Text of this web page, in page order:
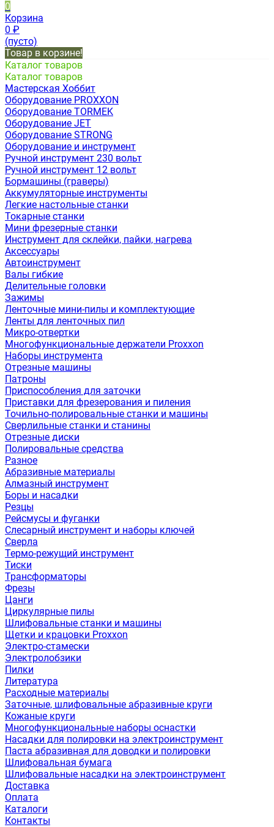
0
Корзина
0 ₽
(пусто)
Товар в корзине!
Каталог товаров
Каталог товаров
Мастерская Хоббит
Оборудование PROXXON
Оборудование TORMEK
Оборудование JET
Оборудование STRONG
Оборудование и инструмент
Ручной инструмент 230 вольт
Ручной инструмент 12 вольт
Бормашины (граверы)
Аккумуляторные инструменты
Легкие настольные станки
Токарные станки
Мини фрезерные станки
Инструмент для склейки, пайки, нагрева
Аксессуары
Автоинструмент
Валы гибкие
Делительные головки
Зажимы
Ленточные мини-пилы и комплектующие
Ленты для ленточных пил
Микро-отвертки
Многофункциональные держатели Proxxon
Наборы инструмента
Отрезные машины
Патроны
Приспособления для заточки
Приставки для фрезерования и пиления
Точильно-полировальные станки и машины
Сверлильные станки и станины
Отрезные диски
Полировальные средства
Разное
Абразивные материалы
Алмазный инструмент
Боры и насадки
Резцы
Рейсмусы и фуганки
Слесарный инструмент и наборы ключей
Сверла
Термо-режущий инструмент
Тиски
Трансформаторы
Фрезы
Цанги
Циркулярные пилы
Шлифовальные станки и машины
Щетки и крацовки Proxxon
Электро-стамески
Электролобзики
Пилки
Литература
Расходные материалы
Заточные, шлифовальные абразивные круги
Кожаные круги
Многофункциональные наборы оснастки
Насадки для полировки на электроинструмент
Паста абразивная для доводки и полировки
Шлифовальная бумага
Шлифовальные насадки на электроинструмент
Доставка
Оплата
Каталоги
Контакты